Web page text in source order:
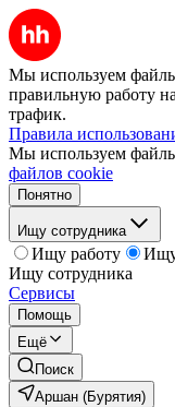
Мы используем
правильную работу
трафик.
Правила
Мы используем
файлов cookie
Понятно
Ищу сотрудника
Ищу работу
Ищу
Ищу сотрудника
Сервисы
Помощь
Ещё
Поиск
Аршан (Бурятия)